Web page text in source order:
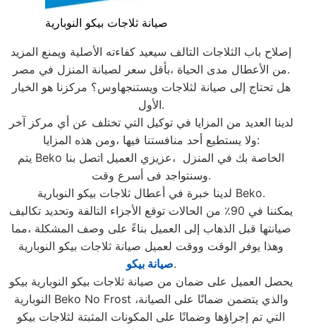
صيانة ثلاجات بيكو النوبارية
إصلاح باب الثلاجات التالف سيعيد كفاءته الأصلية ويمنع المزيد
من الأعطال مدى الحياة ،بأقل سعر لصيانة المنزل في مصر.
هل تحتاج إلى صيانة لثلاجات ويستنجهاوس؟ مركزنا هو الخيار
الأول.
لدينا العديد من المزايا في توكيل التي تختلف عن أي مركز آخر
ولا يستطيع أحد منافستنا فيها ،ومن هذه المزايا:
يتم Beko الخاصة بك في المنزل ،عزيزي العميل اتصل بنا
وسنتواجد فى أسرع وقت.
لدينا خبرة في أعطال ثلاجات بيكو النوبارية Beko.
يمكننا في 90٪ من الحالات توقع الأجزاء التالفة وتحديد تكاليف
صيانتها قبل الذهاب إلى العميل بناءً على وصف المشكلة ،مما
وهذا يوفر الوقت ووقت لعميل صيانة ثلاجات بيكو النوبارية
صيانة بيكو.
يحصل العميل على ضمان من صيانة ثلاجات بيكو النوبارية بيكو
النوبارية Beko No Frost ،والذي يتضمن ضمانًا على الصيانة
التي تم إجراؤها وضمانًا على المكونات المثبتة لثلاجات بيكو